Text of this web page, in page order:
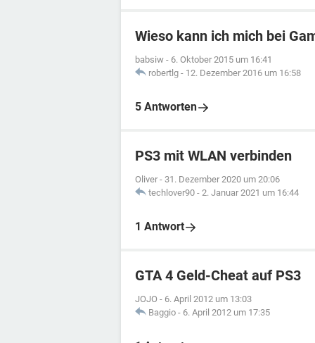
Wieso kann ich mich bei
babsiw - 6. Oktober 2015 um 16:41
robertlg - 12. Dezember 2016 um 16:58
5 Antworten
PS3 mit WLAN verbinden
Oliver - 31. Dezember 2020 um 20:06
techlover90 - 2. Januar 2021 um 16:44
1 Antwort
GTA 4 Geld-Cheat auf PS3
JOJO - 6. April 2012 um 13:03
Baggio - 6. April 2012 um 17:35